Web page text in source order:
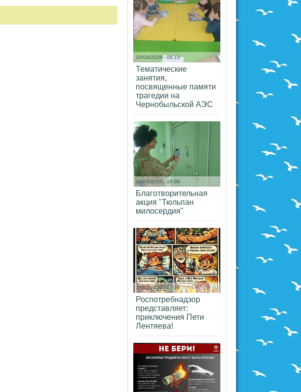
20/04/2026 - 08:13
Тематические
занятия,
посвященные памяти
трагедии на
Чернобыльской АЭС
19/03/2026 - 16:06
Благотворительная
акция "Тюльпан
милосердия"
18/03/2026 - 13:28
Роспотребнадзор
представляет:
приключения Пети
Лентяева!